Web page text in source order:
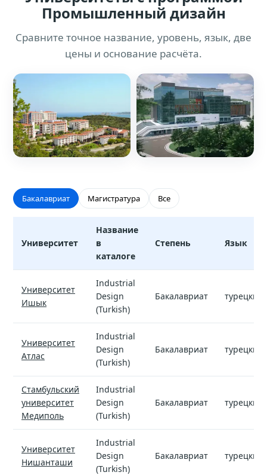
Промышленный дизайн
Сравните точное название, уровень, язык, две
цены и основание расчёта.
Бакалавриат Магистратура Все
Университет
Название
в
каталоге
Степень Язык
Университет
Ишык
Industrial
Design
(Turkish)
Бакалавриат турецкий
Университет
Атлас
Industrial
Design
(Turkish)
Бакалавриат турецкий
Стамбульский
университет
Медиполь
Industrial
Design
(Turkish)
Бакалавриат турецкий
Университет
Нишанташи
Industrial
Design
(Turkish)
Бакалавриат турецкий